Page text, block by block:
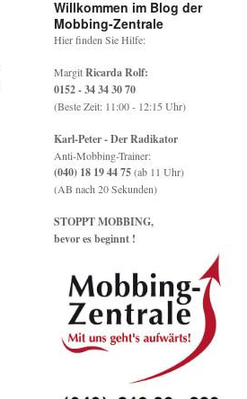
Willkommen im Blog der
Mobbing-Zentrale
Hier finden Sie Hilfe:
MargitRicarda Rolf:
0152 - 34 34 30 70
(Beste Zeit: 11:00 - 12:15 Uhr)
Karl-Peter - Der Radikator
Anti-Mobbing-Trainer:
(040) 18 19 44 75(ab 11 Uhr)
(AB nach 20 Sekunden)
STOPPT MOBBING,
bevor es beginnt !